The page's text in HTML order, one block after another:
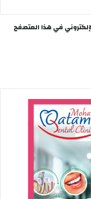
في هذا المتصفح